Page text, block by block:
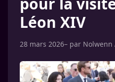
Léon XIV
28 mars 2026– par Nolwenn